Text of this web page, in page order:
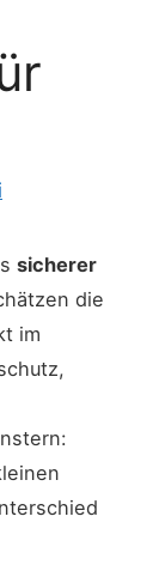
sicherer
die
im